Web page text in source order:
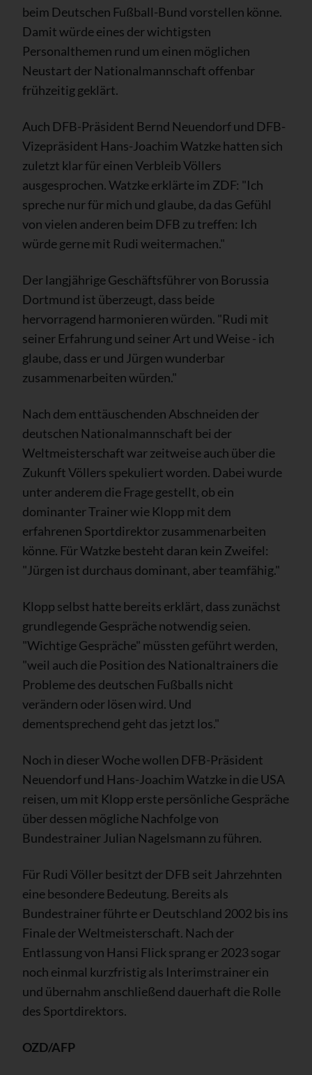
beim Deutschen Fußball-Bund vorstellen könne.
Damit würde eines der wichtigsten
Personalthemen rund um einen möglichen
Neustart der Nationalmannschaft offenbar
frühzeitig geklärt.
Auch DFB-Präsident Bernd Neuendorf und DFB-
Vizepräsident Hans-Joachim Watzke hatten sich
zuletzt klar für einen Verbleib Völlers
ausgesprochen. Watzke erklärte im ZDF: "Ich
spreche nur für mich und glaube, da das Gefühl
von vielen anderen beim DFB zu treffen: Ich
würde gerne mit Rudi weitermachen."
Der langjährige Geschäftsführer von Borussia
Dortmund ist überzeugt, dass beide
hervorragend harmonieren würden. "Rudi mit
seiner Erfahrung und seiner Art und Weise - ich
glaube, dass er und Jürgen wunderbar
zusammenarbeiten würden."
Nach dem enttäuschenden Abschneiden der
deutschen Nationalmannschaft bei der
Weltmeisterschaft war zeitweise auch über die
Zukunft Völlers spekuliert worden. Dabei wurde
unter anderem die Frage gestellt, ob ein
dominanter Trainer wie Klopp mit dem
erfahrenen Sportdirektor zusammenarbeiten
könne. Für Watzke besteht daran kein Zweifel:
"Jürgen ist durchaus dominant, aber teamfähig."
Klopp selbst hatte bereits erklärt, dass zunächst
grundlegende Gespräche notwendig seien.
"Wichtige Gespräche" müssten geführt werden,
"weil auch die Position des Nationaltrainers die
Probleme des deutschen Fußballs nicht
verändern oder lösen wird. Und
dementsprechend geht das jetzt los."
Noch in dieser Woche wollen DFB-Präsident
Neuendorf und Hans-Joachim Watzke in die USA
reisen, um mit Klopp erste persönliche Gespräche
über dessen mögliche Nachfolge von
Bundestrainer Julian Nagelsmann zu führen.
Für Rudi Völler besitzt der DFB seit Jahrzehnten
eine besondere Bedeutung. Bereits als
Bundestrainer führte er Deutschland 2002 bis ins
Finale der Weltmeisterschaft. Nach der
Entlassung von Hansi Flick sprang er 2023 sogar
noch einmal kurzfristig als Interimstrainer ein
und übernahm anschließend dauerhaft die Rolle
des Sportdirektors.
OZD/AFP